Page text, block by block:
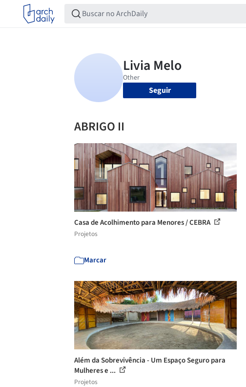
Seguir
ABRIGO II
Casa de Acolhimento para Menores / CEBRA
Projetos
Marcar
Além da Sobrevivência - Um Espaço Seguro para
Mulheres e ...
Projetos